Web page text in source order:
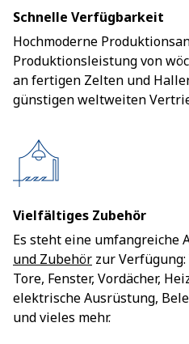
Schnelle Verfügbarkeit
Hochmoderne
Produktionsleistung von
an fertigen Zelten und
günstigen weltweiten
Vielfältiges Zubehör
Es steht eine umfangreiche
und Zubehör zur
Tore, Fenster, Vordächer,
elektrische Ausrüstung,
und vieles mehr.